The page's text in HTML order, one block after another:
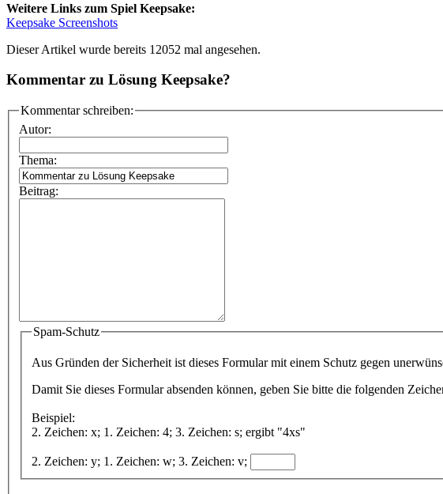
Weitere Links zum Spiel Keepsake:
Keepsake Screenshots
Dieser Artikel wurde bereits 12052 mal angesehen.
Kommentar zu Lösung Keepsake?
Kommentar schreiben:
Autor:
Thema:
Beitrag:
Spam-Schutz
Aus Gründen der Sicherheit ist dieses Formular mit einem Schutz gegen
Damit Sie dieses Formular absenden können, geben Sie bitte die folgenden
Beispiel:
2. Zeichen: x; 1. Zeichen: 4; 3. Zeichen: s; ergibt "4xs"
2. Zeichen: y; 1. Zeichen: w; 3. Zeichen: v;